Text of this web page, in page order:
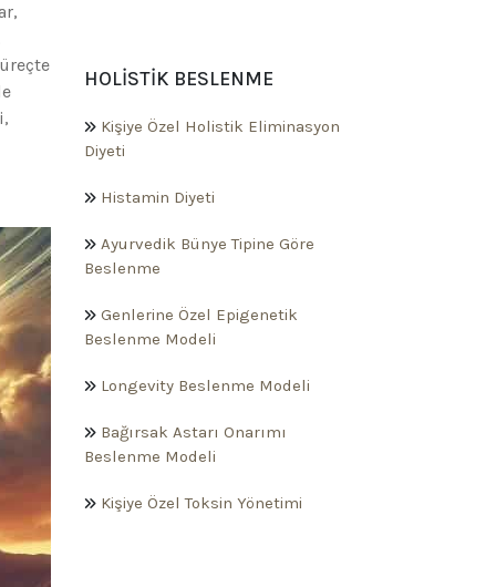
HOLISTIK BESLENME
Kişiye Özel Holistik Eliminasyon
Diyeti
Histamin Diyeti
Ayurvedik Bünye Tipine Göre
Beslenme
Genlerine Özel Epigenetik
Beslenme Modeli
Longevity Beslenme Modeli
Bağırsak Astarı Onarımı
Beslenme Modeli
Kişiye Özel Toksin Yönetimi